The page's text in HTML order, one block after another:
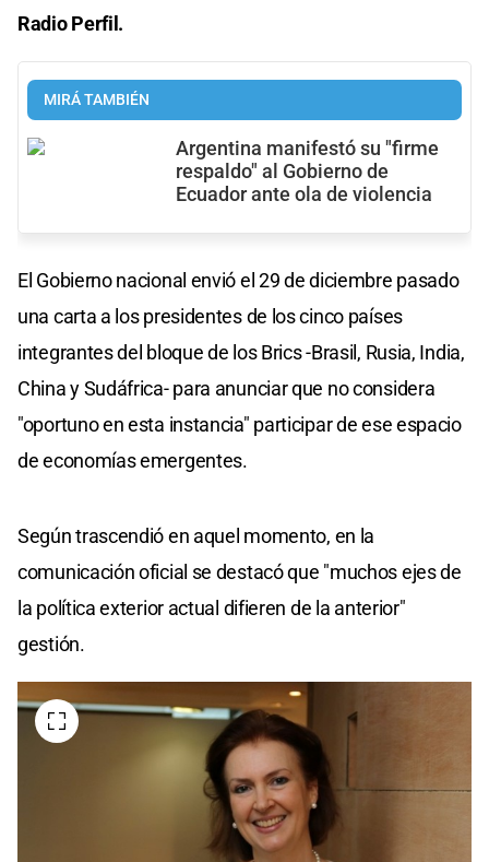
Radio Perfil.
MIRÁ TAMBIÉN
Argentina manifestó su "firme
respaldo" al Gobierno de
Ecuador ante ola de violencia
El Gobierno nacional envió el 29 de diciembre pasado
una carta a los presidentes de los cinco países
integrantes del bloque de los Brics -Brasil, Rusia, India,
China y Sudáfrica- para anunciar que no considera
"oportuno en esta instancia" participar de ese espacio
de economías emergentes.
Según trascendió en aquel momento, en la
comunicación oficial se destacó que "muchos ejes de
la política exterior actual difieren de la anterior"
gestión.